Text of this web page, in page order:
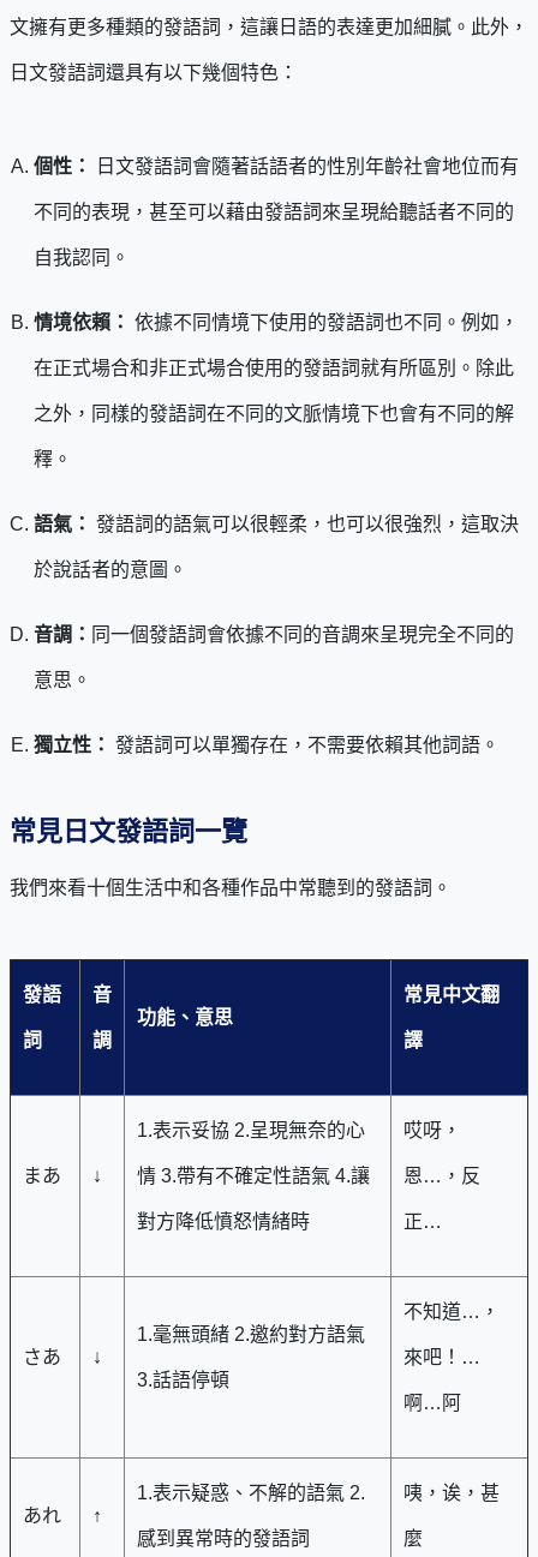
文擁有更多種類的發語詞，這讓日語的表達更加細膩。此外，
日文發語詞還具有以下幾個特色：
個性： 日文發語詞會隨著話語者的性別年齡社會地位而有
不同的表現，甚至可以藉由發語詞來呈現給聽話者不同的
自我認同。
情境依賴： 依據不同情境下使用的發語詞也不同。例如，
在正式場合和非正式場合使用的發語詞就有所區別。除此
之外，同樣的發語詞在不同的文脈情境下也會有不同的解
釋。
語氣： 發語詞的語氣可以很輕柔，也可以很強烈，這取決
於說話者的意圖。
音調： 同一個發語詞會依據不同的音調來呈現完全不同的
意思。
獨立性： 發語詞可以單獨存在，不需要依賴其他詞語。
常見日文發語詞一覽
我們來看十個生活中和各種作品中常聽到的發語詞。
發語
詞
音
調
功能、意思
常見中文翻
譯
まあ ↓
1.表示妥協 2.呈現無奈的心
情 3.帶有不確定性語氣 4.讓
對方降低憤怒情緒時
哎呀，
恩…，反
正…
さあ ↓
1.毫無頭緒 2.邀約對方語氣
3.話語停頓
不知道…，
來吧！…
啊…阿
あれ ↑
1.表示疑惑、不解的語氣 2.
感到異常時的發語詞
咦，诶，甚
麼